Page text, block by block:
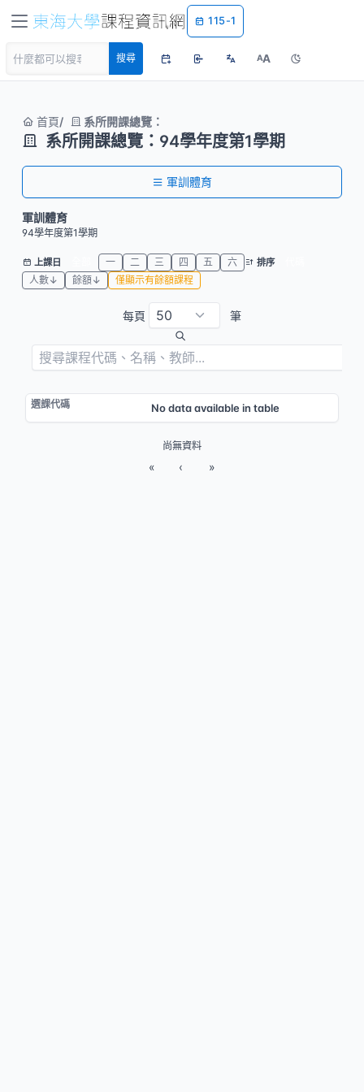
115-1
搜尋 AA
首頁 系所開課總覽：
系所開課總覽：94學年度第1學期
軍訓體育
軍訓體育
94學年度第1學期
上課日 一 二 三 四 五 六 排序
人數↓
餘額↓ 僅顯示有餘額課程
每頁 筆
No data available in table
尚無資料
« ‹ »